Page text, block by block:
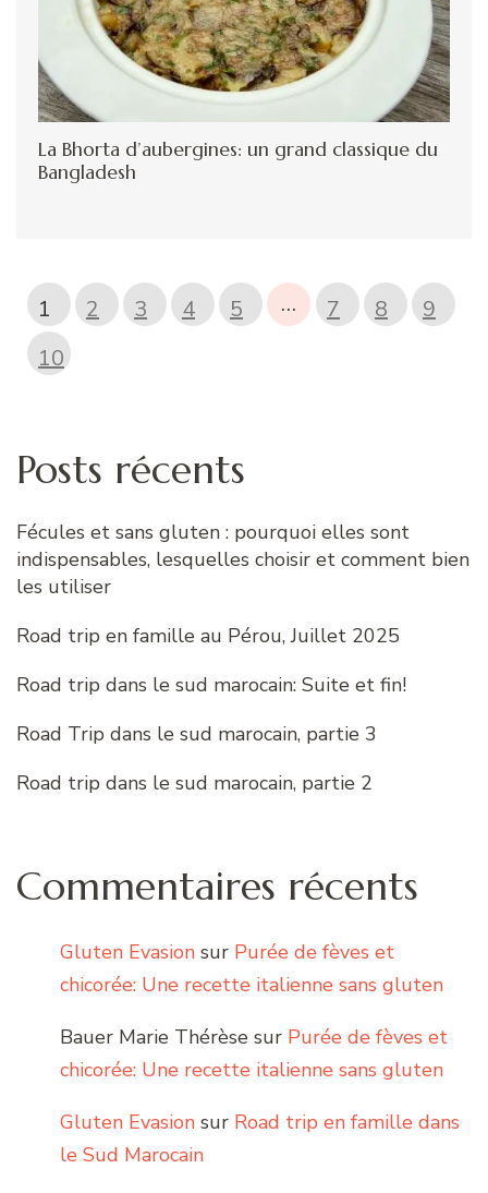
La Bhorta d’aubergines: un grand classique du
Bangladesh
1 2 3 4 5 … 7 8
9
10
Posts récents
Fécules et sans gluten : pourquoi elles sont
indispensables, lesquelles choisir et comment bien
les utiliser
Road trip en famille au Pérou, Juillet 2025
Road trip dans le sud marocain: Suite et fin!
Road Trip dans le sud marocain, partie 3
Road trip dans le sud marocain, partie 2
Commentaires récents
Gluten Evasion sur Purée de fèves et
chicorée: Une recette italienne sans gluten
Bauer Marie Thérèse sur Purée de fèves et
chicorée: Une recette italienne sans gluten
Gluten Evasion sur Road trip en famille dans
le Sud Marocain